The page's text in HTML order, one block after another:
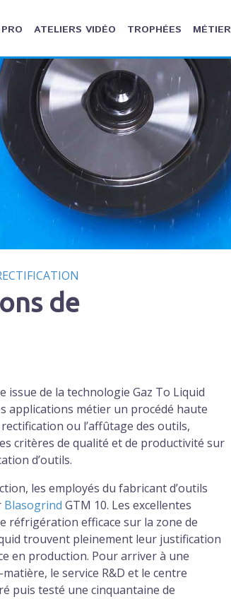
ATELIERS VIDÉO TROPHÉES MÉTIER
de
issue de la technologie Gaz To Liquid
applications métier un procédé haute
ou l’affûtage des outils,
critères de qualité et de productivité sur
d’outils.
les employés du fabricant d’outils
Blasogrind GTM 10. Les excellentes
réfrigération efficace sur la zone de
trouvent pleinement leur justification
en production. Pour arriver à une
le service R&D et le centre
puis testé une cinquantaine de